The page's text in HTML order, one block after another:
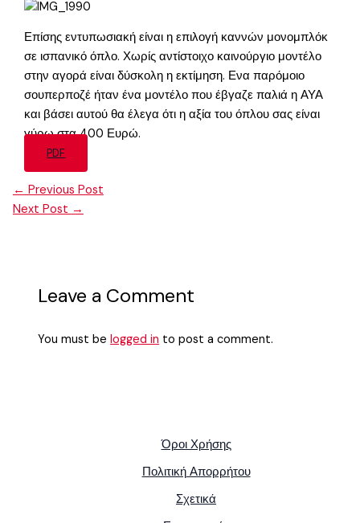
Επίσης εντυπωσιακή είναι η επιλογή καννών μονομπλόκ
σε ισπανικό όπλο. Χωρίς αντίστοιχο καινούργιο μοντέλο
στην αγορά είναι δύσκολη η εκτίμηση. Ενα παρόμοιο
σουπερποζέ ήταν ένα μοντέλο που έβγαζε παλιά η ΑΥΑ
και βάσει αυτού θα έλεγα ότι η αξία του όπλου σας είναι
γύρω στα 400 Ευρώ.
PDF
← Previous Post
Next Post →
Leave a Comment
You must belogged in to post a comment.
Όροι Χρήσης
Πολιτική Απορρήτου
Σχετικά